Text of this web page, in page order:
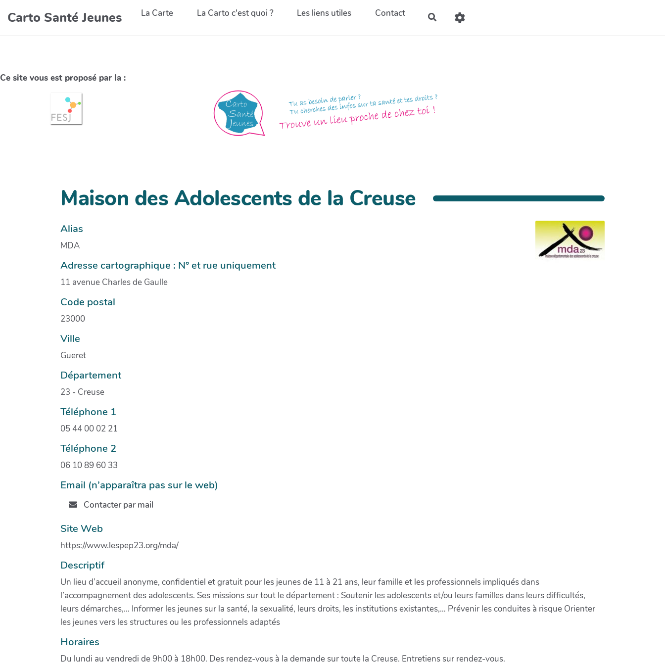
Carto Santé Jeunes La Carte La Carto c'est quoi ? Les liens utiles Contact
Ce site vous est proposé par la :
Maison des Adolescents de la Creuse
Alias
MDA
Adresse cartographique : N° et rue uniquement
11 avenue Charles de Gaulle
Code postal
23000
Ville
Gueret
Département
23 - Creuse
Téléphone 1
05 44 00 02 21
Téléphone 2
06 10 89 60 33
Email (n’apparaîtra pas sur le web)
Contacter par mail
Site Web
https://www.lespep23.org/mda/
Descriptif
Un lieu d’accueil anonyme, confidentiel et gratuit pour les jeunes de 11 à 21 ans, leur famille et les professionnels impliqués dans
l’accompagnement des adolescents. Ses missions sur tout le département : Soutenir les adolescents et/ou leurs familles dans leurs difficultés,
leurs démarches,… Informer les jeunes sur la santé, la sexualité, leurs droits, les institutions existantes,… Prévenir les conduites à risque Orienter
les jeunes vers les structures ou les professionnels adaptés
Horaires
Du lundi au vendredi de 9h00 à 18h00. Des rendez-vous à la demande sur toute la Creuse. Entretiens sur rendez-vous.